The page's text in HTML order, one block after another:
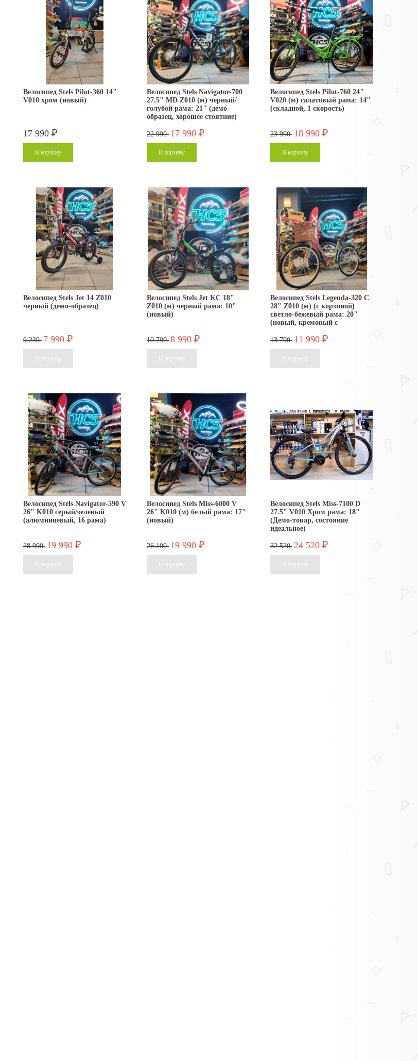
Велосипед Stels Pilot-360 14"
V010 хром (новый)
17 990 ₽
Велосипед Stels Navigator-700
27.5" MD Z010 (м) черный/
голубой рама: 21" (демо-
образец, хорошее стоятние)
22 990 17 990 ₽
Велосипед Stels Pilot-760 24"
V020 (м) салатовый рама: 14"
(складной, 1 скорость)
23 990 18 990 ₽
Велосипед Stels Jet 14 Z010
черный (демо-образец)
9 239 7 990 ₽
Велосипед Stels Jet KC 18"
Z010 (м) черный рама: 10"
(новый)
10 790 8 990 ₽
Велосипед Stels Legenda-320 C
28" Z010 (м) (с корзиной)
светло-бежевый рама: 20"
(новый, кремовый с
13 790 11 990 ₽
Велосипед Stels Navigator-590 V
26" K010 серый/зеленый
(алюминиевый, 16 рама)
28 990 19 990 ₽
Велосипед Stels Miss-6000 V
26" K010 (м) белый рама: 17"
(новый)
26 100 19 990 ₽
Велосипед Stels Miss-7100 D
27.5" V010 Хром рама: 18"
(Демо-товар, состояние
идеальное)
32 520 24 520 ₽